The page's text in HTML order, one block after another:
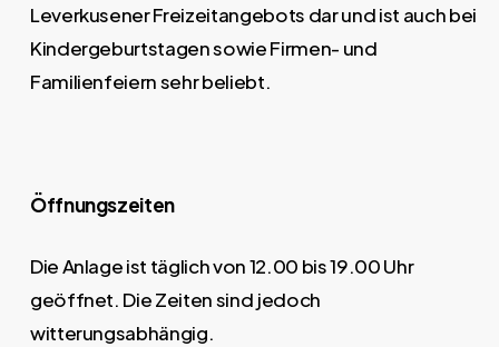
Leverkusener Freizeitangebots dar und ist auch bei
Kindergeburtstagen sowie Firmen- und
Familienfeiern sehr beliebt.
Öffnungszeiten
Die Anlage ist täglich von 12.00 bis 19.00 Uhr
geöffnet. Die Zeiten sind jedoch
witterungsabhängig.